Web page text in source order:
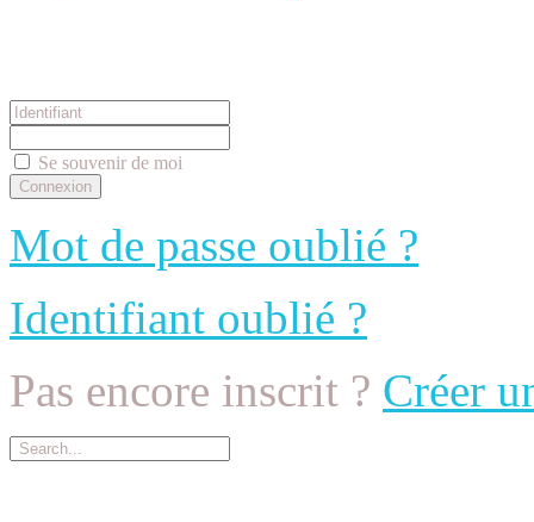
Se souvenir de moi
Mot de passe oublié ?
Identifiant oublié ?
Pas encore inscrit ? Créer